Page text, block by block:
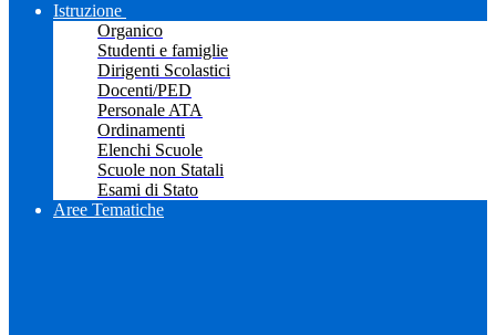
Istruzione
Organico
Studenti e famiglie
Dirigenti Scolastici
Docenti/PED
Personale ATA
Ordinamenti
Elenchi Scuole
Scuole non Statali
Esami di Stato
Aree Tematiche